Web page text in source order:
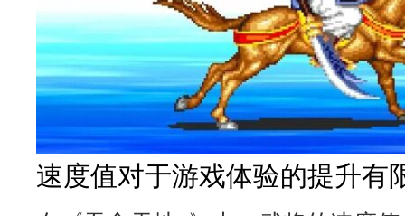
速度值对于游戏体验的提升有